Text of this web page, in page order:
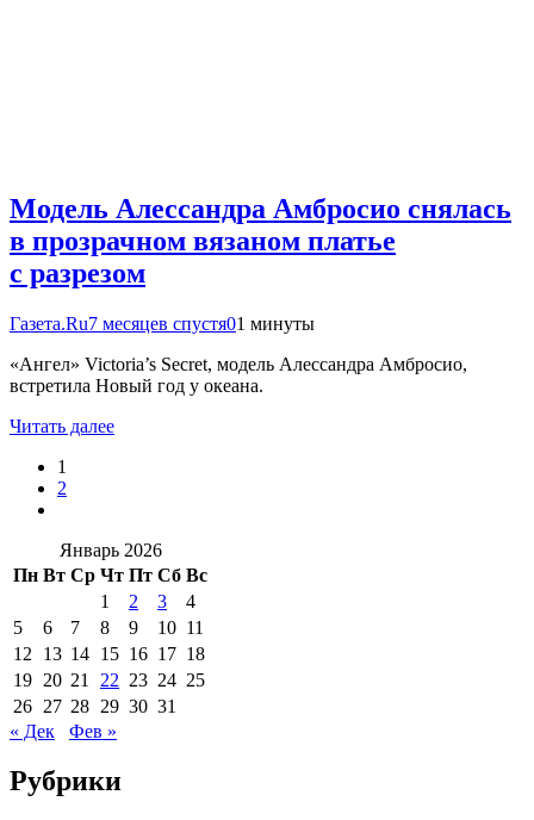
Модель Алессандра Амбросио снялась
в прозрачном вязаном платье
с разрезом
Газета.Ru7 месяцев спустя01 минуты
«Ангел» Victoria’s Secret, модель Алессандра Амбросио,
встретила Новый год у океана.
Читать далее
1
2
Январь 2026
Пн Вт Ср Чт Пт Сб Вс
1
2 3
4
5
6 7 8 9 10 11
12
13 14 15 16 17 18
19 20 21 22 23 24 25
26 27 28 29 30 31
« Дек
Фев »
Рубрики